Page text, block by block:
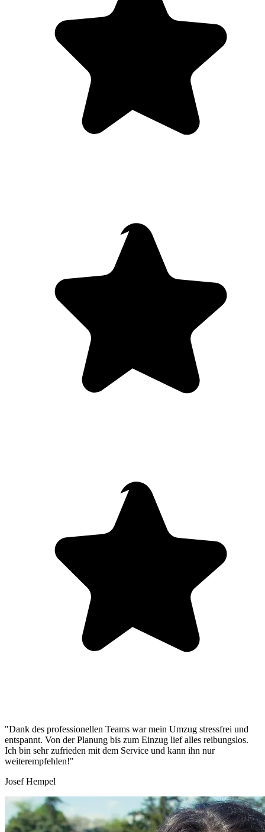
"Dank des professionellen Teams war mein Umzug stressfrei und
entspannt. Von der Planung bis zum Einzug lief alles reibungslos.
Ich bin sehr zufrieden mit dem Service und kann ihn nur
weiterempfehlen!"
Josef Hempel